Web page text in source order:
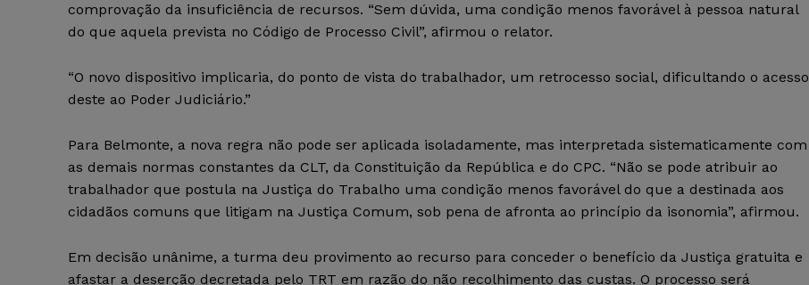
comprovação da insuficiência de recursos. “Sem dúvida, uma condição menos favorável à pessoa natural
do que aquela prevista no Código de Processo Civil”, afirmou o relator.
“O novo dispositivo implicaria, do ponto de vista do trabalhador, um retrocesso social, dificultando o acesso
deste ao Poder Judiciário.”
Para Belmonte, a nova regra não pode ser aplicada isoladamente, mas interpretada sistematicamente com
as demais normas constantes da CLT, da Constituição da República e do CPC. “Não se pode atribuir ao
trabalhador que postula na Justiça do Trabalho uma condição menos favorável do que a destinada aos
cidadãos comuns que litigam na Justiça Comum, sob pena de afronta ao princípio da isonomia”, afirmou.
Em decisão unânime, a turma deu provimento ao recurso para conceder o benefício da Justiça gratuita e
afastar a deserção decretada pelo TRT em razão do não recolhimento das custas. O processo será